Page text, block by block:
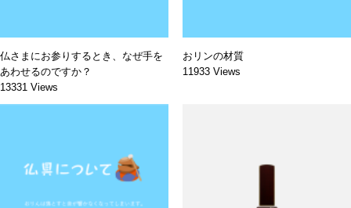
仏さまにお参りするとき、なぜ手を
あわせるのですか？
13331 Views
おリンの材質
11933 Views